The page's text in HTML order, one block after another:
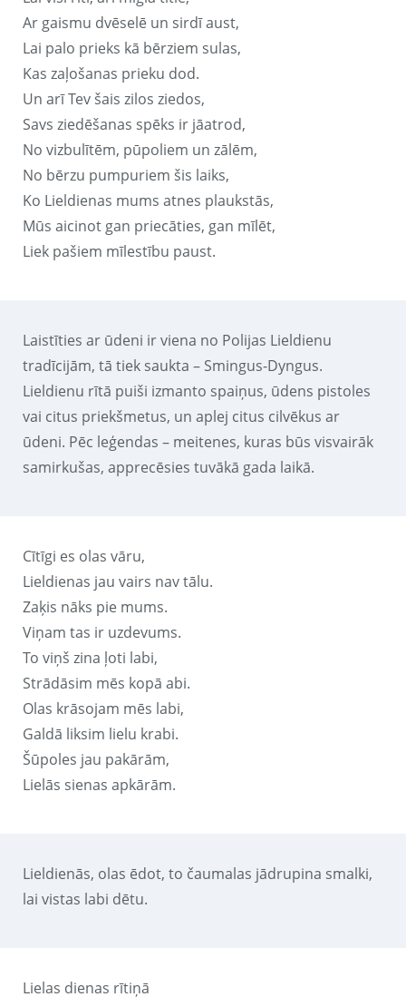
Ar gaismu dvēselē un sirdī aust,
Lai palo prieks kā bērziem sulas,
Kas zaļošanas prieku dod.
Un arī Tev šais zilos ziedos,
Savs ziedēšanas spēks ir jāatrod,
No vizbulītēm, pūpoliem un zālēm,
No bērzu pumpuriem šis laiks,
Ko Lieldienas mums atnes plaukstās,
Mūs aicinot gan priecāties, gan mīlēt,
Liek pašiem mīlestību paust.
Laistīties ar ūdeni ir viena no Polijas Lieldienu
tradīcijām, tā tiek saukta – Smingus-Dyngus.
Lieldienu rītā puiši izmanto spaiņus, ūdens pistoles
vai citus priekšmetus, un aplej citus cilvēkus ar
ūdeni. Pēc leģendas – meitenes, kuras būs visvairāk
samirkušas, apprecēsies tuvākā gada laikā.
Cītīgi es olas vāru,
Lieldienas jau vairs nav tālu.
Zaķis nāks pie mums.
Viņam tas ir uzdevums.
To viņš zina ļoti labi,
Strādāsim mēs kopā abi.
Olas krāsojam mēs labi,
Galdā liksim lielu krabi.
Šūpoles jau pakārām,
Lielās sienas apkārām.
Lieldienās, olas ēdot, to čaumalas jādrupina smalki,
lai vistas labi dētu.
Lielas dienas rītiņā